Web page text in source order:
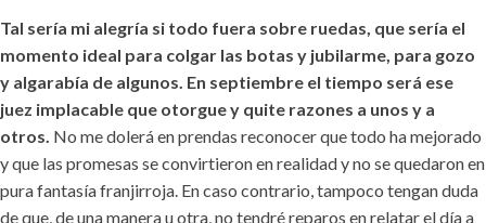
Tal sería mi alegría si todo fuera sobre ruedas, que sería el
momento ideal para colgar las botas y jubilarme, para gozo
y algarabía de algunos. En septiembre el tiempo será ese
juez implacable que otorgue y quite razones a unos y a
otros. No me dolerá en prendas reconocer que todo ha mejorado
y que las promesas se convirtieron en realidad y no se quedaron en
pura fantasía franjirroja. En caso contrario, tampoco tengan duda
de que, de una manera u otra, no tendré reparos en relatar el día a